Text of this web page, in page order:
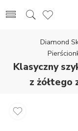
Diamond
Klasyczny
z żółtego